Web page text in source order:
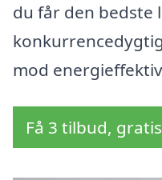
du får den bedste
mod
Få 3 tilbud,